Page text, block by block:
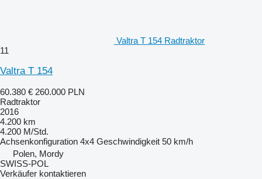
Valtra T 154 Radtraktor
11
Valtra T 154
60.380 € 260.000 PLN
Radtraktor
2016
4.200 km
4.200 M/Std.
Achsenkonfiguration 4x4 Geschwindigkeit 50 km/h
Polen, Mordy
SWISS-POL
Verkäufer kontaktieren